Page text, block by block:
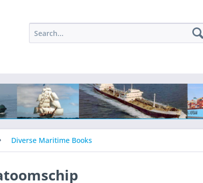
Diverse Maritime Books